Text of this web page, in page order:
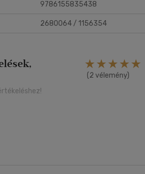
9786155835438
2680064 / 1156354
(2 vélemény)